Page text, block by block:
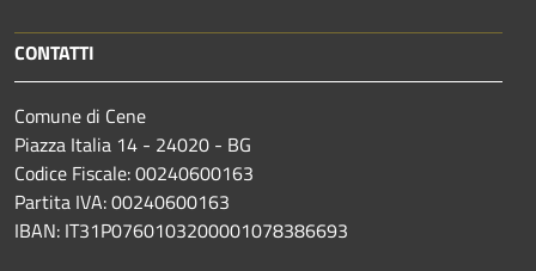
CONTATTI
Comune di Cene
Piazza Italia 14 - 24020 - BG
Codice Fiscale: 00240600163
Partita IVA: 00240600163
IBAN: IT31P0760103200001078386693